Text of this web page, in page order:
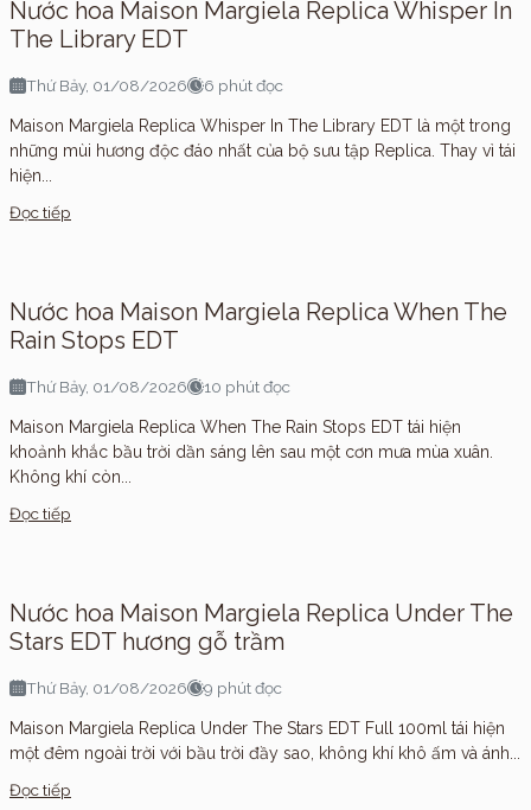
Nước hoa Maison Margiela Replica Whisper In
The Library EDT
Thứ Bảy, 01/08/2026 6 phút đọc
Maison Margiela Replica Whisper In The Library EDT là một trong
những mùi hương độc đáo nhất của bộ sưu tập Replica. Thay vì tái
hiện...
Đọc tiếp
Nước hoa Maison Margiela Replica When The
Rain Stops EDT
Thứ Bảy, 01/08/2026 10 phút đọc
Maison Margiela Replica When The Rain Stops EDT tái hiện
khoảnh khắc bầu trời dần sáng lên sau một cơn mưa mùa xuân.
Không khí còn...
Đọc tiếp
Nước hoa Maison Margiela Replica Under The
Stars EDT hương gỗ trầm
Thứ Bảy, 01/08/2026 9 phút đọc
Maison Margiela Replica Under The Stars EDT Full 100ml tái hiện
một đêm ngoài trời với bầu trời đầy sao, không khí khô ấm và ánh...
Đọc tiếp